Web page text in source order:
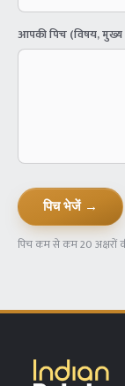
आपकी पिच (विषय,
पिच भेजें →
पिच कम से कम 20 अक्षरों